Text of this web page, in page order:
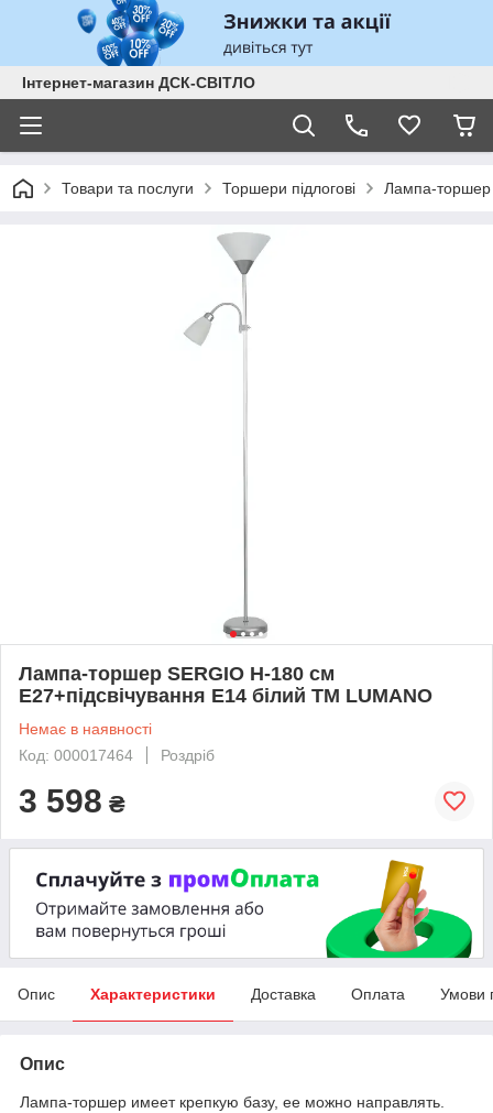
Інтернет-магазин ДСК-СВІТЛО
Товари та послуги Торшери підлогові Лампа-торшер
Лампа-торшер SERGIO H-180 см
Е27+підсвічування Е14 білий TM LUMANO
Немає в наявності
Код: 000017464
Роздріб
3 598 ₴
Опис Характеристики Доставка Оплата Умови
Опис
Лампа-торшер имеет крепкую базу, ее можно направлять.